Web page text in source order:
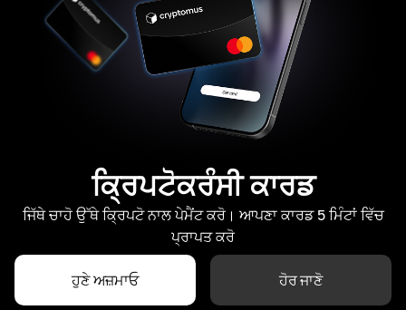
ਕ੍ਰਿਪਟੋਕਰੰਸੀ ਕਾਰਡ
ਜਿੱਥੇ ਚਾਹੋ ਉੱਥੇ ਕ੍ਰਿਪਟੋ ਨਾਲ ਪੇਮੈਂਟ ਕਰੋ। ਆਪਣਾ ਕਾਰਡ 5 ਮਿੰਟਾਂ ਵਿੱਚ
ਪ੍ਰਾਪਤ ਕਰੋ
ਹੁਣੇ ਅਜ਼ਮਾਓ ਹੋਰ ਜਾਣੋ